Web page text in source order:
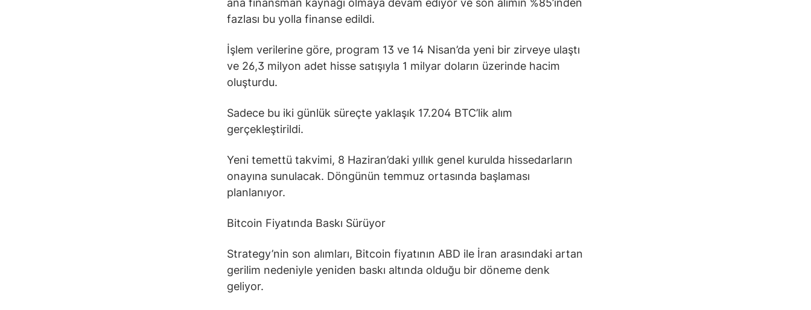
ana finansman kaynağı olmaya devam ediyor ve son alımın %85’inden
fazlası bu yolla finanse edildi.
İşlem verilerine göre, program 13 ve 14 Nisan’da yeni bir zirveye ulaştı
ve 26,3 milyon adet hisse satışıyla 1 milyar doların üzerinde hacim
oluşturdu.
Sadece bu iki günlük süreçte yaklaşık 17.204 BTC’lik alım
gerçekleştirildi.
Yeni temettü takvimi, 8 Haziran’daki yıllık genel kurulda hissedarların
onayına sunulacak. Döngünün temmuz ortasında başlaması
planlanıyor.
Bitcoin Fiyatında Baskı Sürüyor
Strategy’nin son alımları, Bitcoin fiyatının ABD ile İran arasındaki artan
gerilim nedeniyle yeniden baskı altında olduğu bir döneme denk
geliyor.